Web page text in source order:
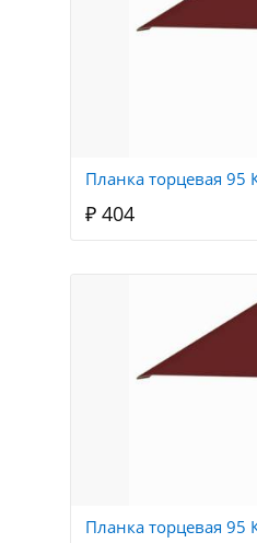
Планка торцевая 95
₽ 404
Планка торцевая 95